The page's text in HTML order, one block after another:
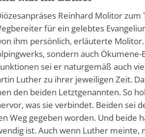
Reinhard Molitor zum
für ein gelebtes
ihm persönlich, erläuterte
sondern auch
sei er naturgemäß auch
Luther zu ihrer jeweiligen Zeit.
den beiden Letztgenannten. So
was sie verbindet. Beiden sei
Weg gegeben worden. Und beide
ist. Auch wenn Luther meinte,